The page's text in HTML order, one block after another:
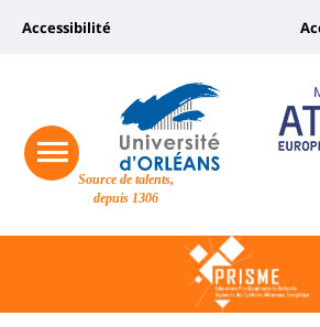
Site
Source de talents,
depuis 1306
responsive
menu
button
Université
vers
page
accessibilité
Accessibilité